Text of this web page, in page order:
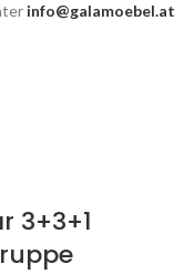
info@galamoebel.at
3+3+1